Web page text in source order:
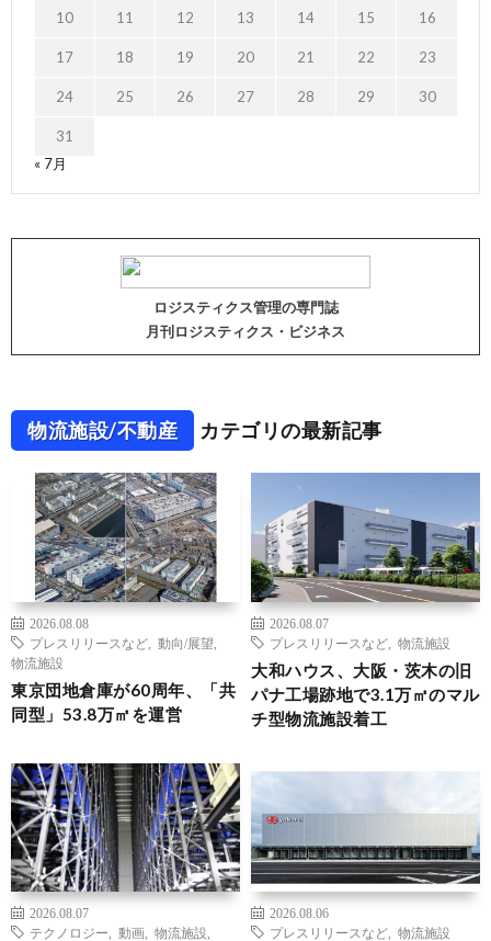
10 11 12 13 14 15 16
17 18 19 20 21 22 23
24 25 26 27 28 29 30
31
« 7月
ロジスティクス管理の専門誌
月刊ロジスティクス・ビジネス
物流施設/不動産 カテゴリの最新記事
2026.08.08
プレスリリースなど
動向/展望
物流施設
東京団地倉庫が60周年、「共
同型」53.8万㎡を運営
2026.08.07
プレスリリースなど
物流施設
大和ハウス、大阪・茨木の旧
パナ工場跡地で3.1万㎡のマル
チ型物流施設着工
2026.08.07
テクノロジー
動画 物流施設
2026.08.06
プレスリリースなど
物流施設